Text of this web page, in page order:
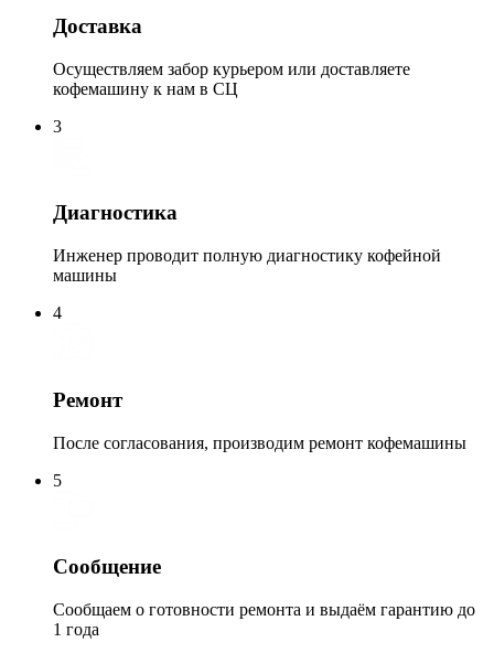
Доставка
Осуществляем забор курьером или доставляете
кофемашину к нам в СЦ
3
Диагностика
Инженер проводит полную диагностику кофейной
машины
4
Ремонт
После согласования, производим ремонт кофемашины
5
Сообщение
Сообщаем о готовности ремонта и выдаём гарантию до
1 года